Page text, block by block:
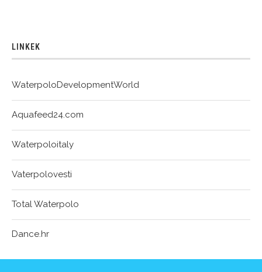
LINKEK
WaterpoloDevelopmentWorld
Aquafeed24.com
Waterpoloitaly
Vaterpolovesti
Total Waterpolo
Dance.hr